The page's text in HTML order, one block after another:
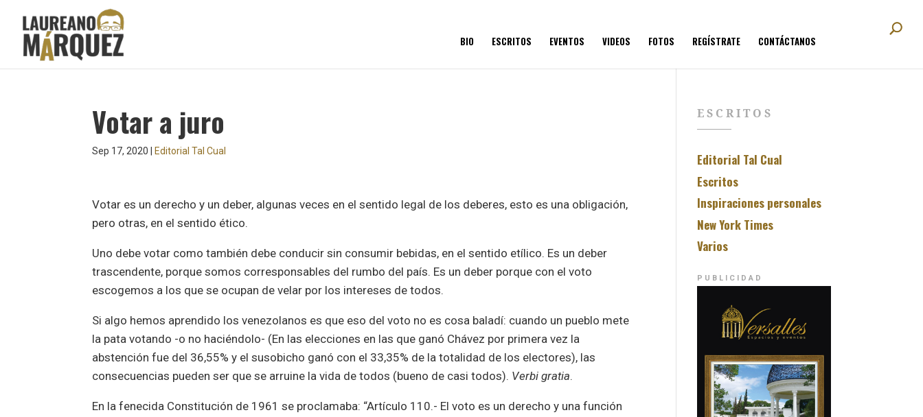
BIO ESCRITOS EVENTOS VIDEOS FOTOS REGÍSTRATE CONTÁCTANOS
Votar a juro
Sep 17, 2020 Editorial Tal Cual
Votar es un derecho y un deber, algunas veces en el sentido legal de los deberes, esto es una obligación,
pero otras, en el sentido ético.
Uno debe votar como también debe conducir sin consumir bebidas, en el sentido etílico. Es un deber
trascendente, porque somos corresponsables del rumbo del país. Es un deber porque con el voto
escogemos a los que se ocupan de velar por los intereses de todos.
Si algo hemos aprendido los venezolanos es que eso del voto no es cosa baladí: cuando un pueblo mete
la pata votando -o no haciéndolo- (En las elecciones en las que ganó Chávez por primera vez la
abstención fue del 36,55% y el susobicho ganó con el 33,35% de la totalidad de los electores), las
consecuencias pueden ser que se arruine la vida de todos (bueno de casi todos). Verbi gratia.
En la fenecida Constitución de 1961 se proclamaba: “Artículo 110.- El voto es un derecho y una función
ESCRITOS
Editorial Tal Cual
Escritos
Inspiraciones personales
New York Times
Varios
PUBLICIDAD